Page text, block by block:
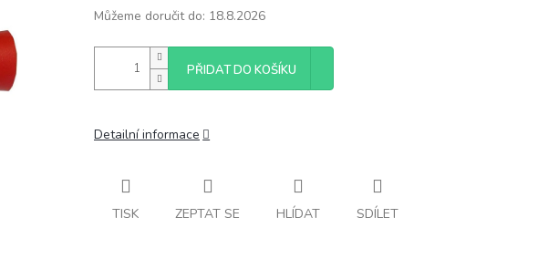
Můžeme doručit do: 18.8.2026
PŘIDAT DO KOŠÍKU
Detailní informace
TISK ZEPTAT SE HLÍDAT SDÍLET